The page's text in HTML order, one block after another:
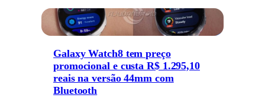
Galaxy Watch8 tem preço
promocional e custa R$ 1.295,10
reais na versão 44mm com
Bluetooth